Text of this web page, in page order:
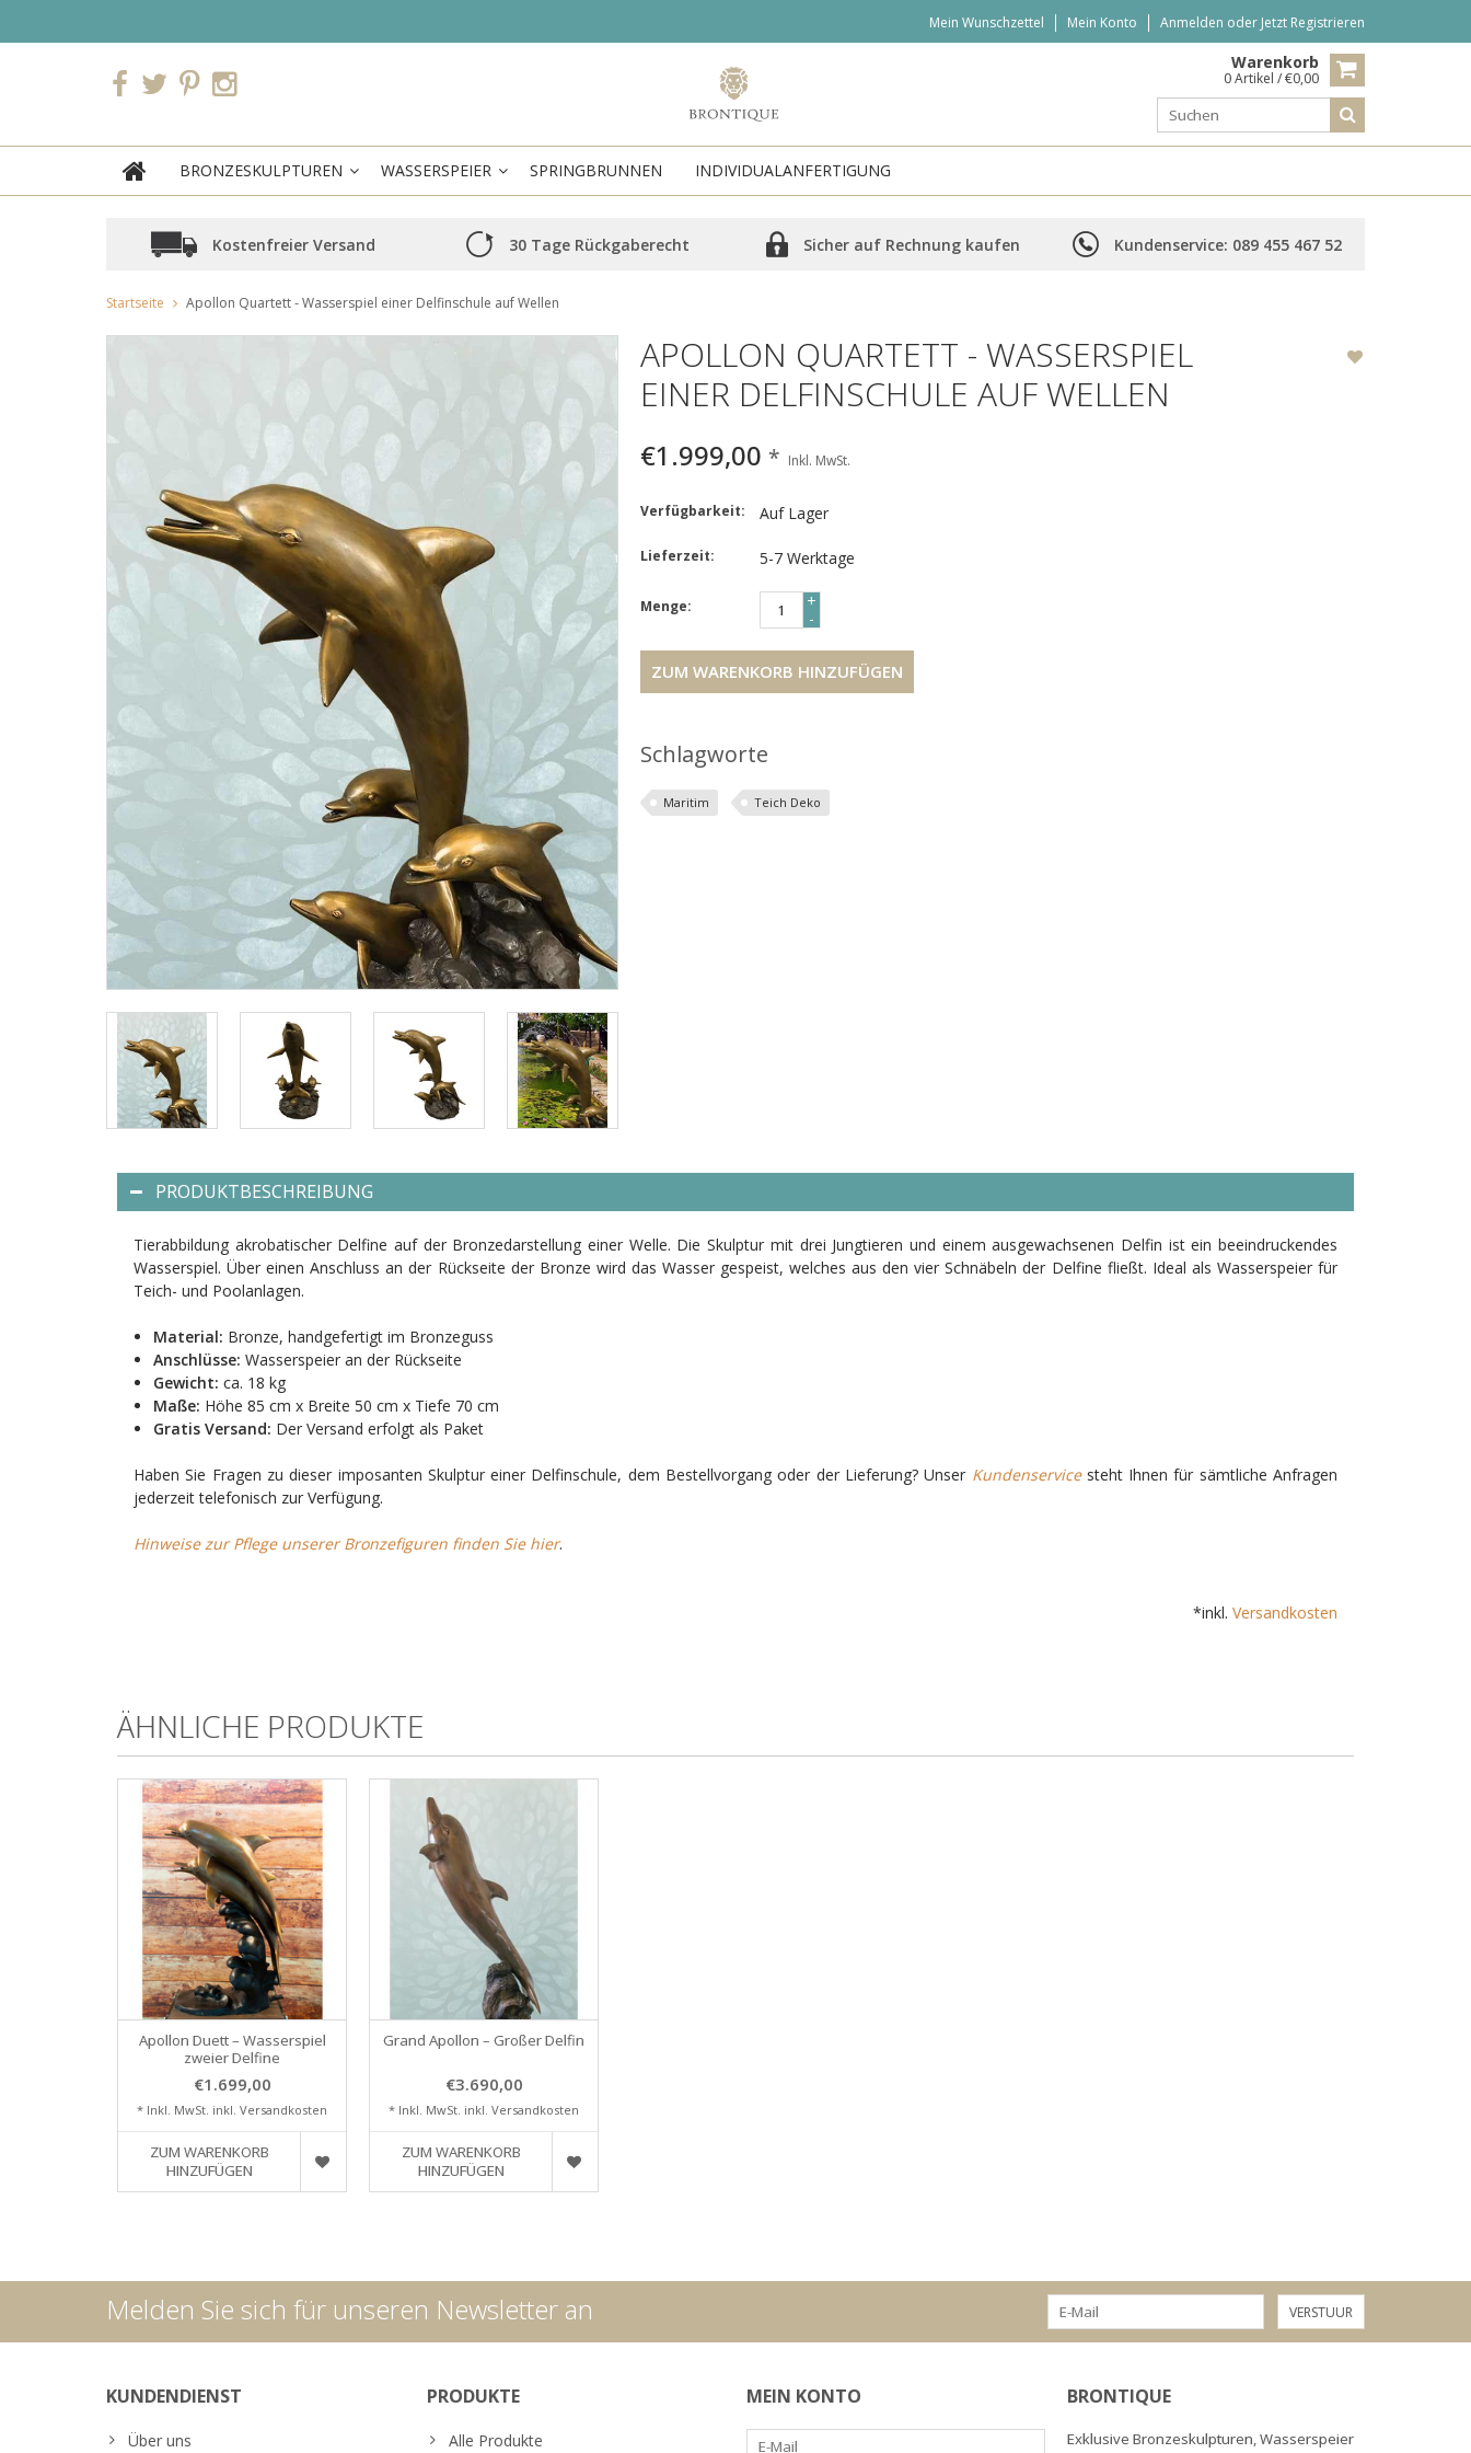
Mein Wunschzettel Mein Konto Anmelden oder Jetzt Registrieren
Warenkorb
0 Artikel / €0,00
BRONZESKULPTUREN WASSERSPEIER SPRINGBRUNNEN INDIVIDUALANFERTIGUNG
Kostenfreier Versand 30 Tage Rückgaberecht Sicher auf Rechnung kaufen Kundenservice: 089 455 467 52
Startseite Apollon Quartett - Wasserspiel einer Delfinschule auf Wellen
APOLLON QUARTETT - WASSERSPIEL
EINER DELFINSCHULE AUF WELLEN
€1.999,00 * Inkl. MwSt.
Verfügbarkeit: Auf Lager
Lieferzeit: 5-7 Werktage
Menge:
+
-
ZUM WARENKORB HINZUFÜGEN
Schlagworte
Maritim Teich Deko
PRODUKTBESCHREIBUNG
Tierabbildung akrobatischer Delfine auf der Bronzedarstellung einer Welle. Die Skulptur mit drei Jungtieren und einem ausgewachsenen Delfin ist ein beeindruckendes
Wasserspiel. Über einen Anschluss an der Rückseite der Bronze wird das Wasser gespeist, welches aus den vier Schnäbeln der Delfine fließt. Ideal als Wasserspeier für
Teich- und Poolanlagen.
Material: Bronze, handgefertigt im Bronzeguss
Anschlüsse: Wasserspeier an der Rückseite
Gewicht: ca. 18 kg
Maße: Höhe 85 cm x Breite 50 cm x Tiefe 70 cm
Gratis Versand: Der Versand erfolgt als Paket
Haben Sie Fragen zu dieser imposanten Skulptur einer Delfinschule, dem Bestellvorgang oder der Lieferung? Unser Kundenservicesteht Ihnen für sämtliche Anfragen
jederzeit telefonisch zur Verfügung.
Hinweise zur Pflege unserer Bronzefiguren finden Sie hier.
*inkl. Versandkosten
ÄHNLICHE PRODUKTE
Apollon Duett – Wasserspiel
zweier Delfine
€1.699,00
* Inkl. MwSt. inkl. Versandkosten
ZUM WARENKORB
HINZUFÜGEN
Grand Apollon – Großer Delfin
€3.690,00
* Inkl. MwSt. inkl. Versandkosten
ZUM WARENKORB
HINZUFÜGEN
Melden Sie sich für unseren Newsletter an VERSTUUR
KUNDENDIENST
Über uns
PRODUKTE
Alle Produkte
MEIN KONTO BRONTIQUE
Exklusive Bronzeskulpturen, Wasserspeier